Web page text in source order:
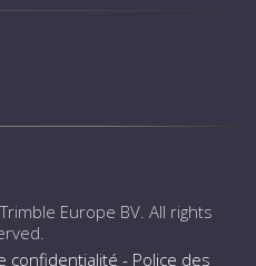
Trimble Europe BV . All rights
confidentialité - Police des